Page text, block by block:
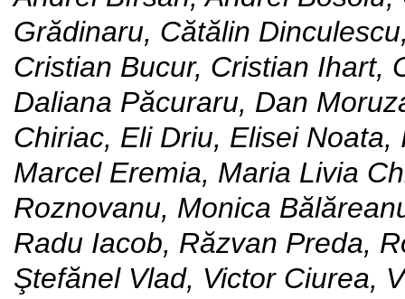
Grădinaru, Cătălin
Cristian Bucur, Cristian Ihart,
Daliana Păcuraru, Dan
Chiriac, Eli Driu, Elisei
Marcel Eremia, Maria Livia
Roznovanu, Monica
Radu Iacob, Răzvan Preda,
Ştefănel Vlad, Victor Ciurea,